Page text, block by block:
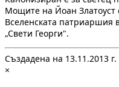
Мощите на Йоан Златоуст
Вселенската патриаршия
„Свети Георги".
Създадена на 13.11.2013 г.
×